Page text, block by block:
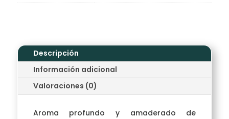
Descripción
Información adicional
Valoraciones (0)
Aroma profundo y amaderado de